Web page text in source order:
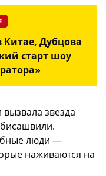
Дубцова
старт шоу
звезда
люди —
наживаются на